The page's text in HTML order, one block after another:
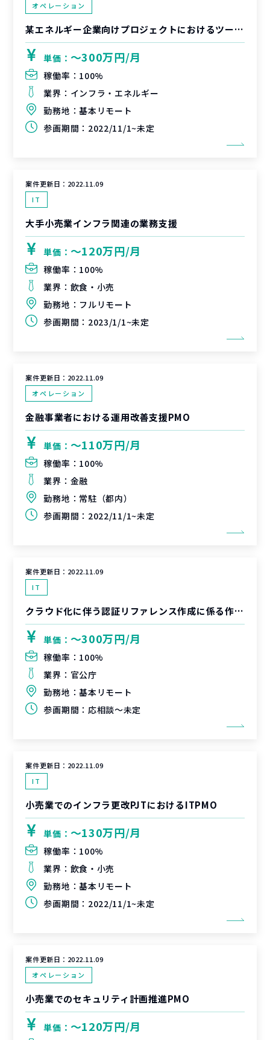
オペレーション
某エネルギー企業向けプロジェクトにおけるツール（Excelベース）作成支援
単価： 〜300万円/月
稼働率： 100%
業界： インフラ・エネルギー
勤務地：基本リモート
参画期間： 2022/11/1~未定
案件更新日： 2022.11.09
IT
大手小売業インフラ関連の業務支援
単価： 〜120万円/月
稼働率： 100%
業界： 飲食・小売
勤務地： フルリモート
参画期間： 2023/1/1~未定
案件更新日： 2022.11.09
オペレーション
金融事業者における運用改善支援PMO
単価： 〜110万円/月
稼働率： 100%
業界： 金融
勤務地： 常駐（都内）
参画期間： 2022/11/1~未定
案件更新日： 2022.11.09
IT
クラウド化に伴う認証リファレンス作成に係る作業支援
単価： 〜300万円/月
稼働率： 100%
業界： 官公庁
勤務地：基本リモート
参画期間： 応相談～未定
案件更新日： 2022.11.09
IT
小売業でのインフラ更改PJTにおけるITPMO
単価： 〜130万円/月
稼働率： 100%
業界： 飲食・小売
勤務地：基本リモート
参画期間： 2022/11/1~未定
案件更新日： 2022.11.09
オペレーション
小売業でのセキュリティ計画推進PMO
単価： 〜120万円/月